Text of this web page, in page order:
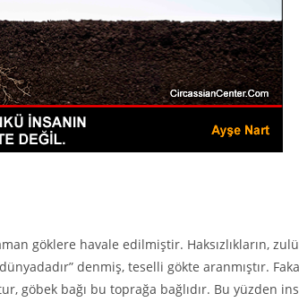
göklere havale edilmiştir. Haksızlıkların,
denmiş, teselli gökte aranmıştır.
göbek bağı bu toprağa bağlıdır. Bu yüzden